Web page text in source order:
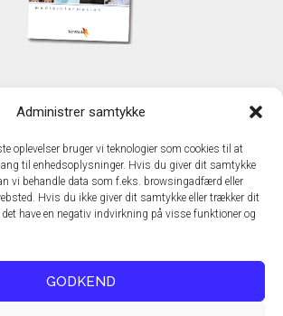
Administrer samtykke
oplevelser bruger vi teknologier som cookies til at
til enhedsoplysninger. Hvis du giver dit samtykke
vi behandle data som f.eks. browsingadfærd eller
Hvis du ikke giver dit samtykke eller trækker dit
have en negativ indvirkning på visse funktioner og
GODKEND
TechMedia A/S
DK - 2600 Glostrup
www.techmedia.dk
Telefon: +45 43 24 26 28
E-mail:info@techmedia.dk